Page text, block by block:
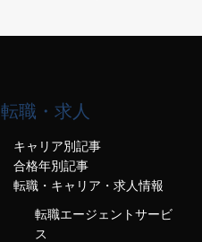
転職・求人
キャリア別記事
合格年別記事
転職・キャリア・求人情報
転職エージェントサービ
ス